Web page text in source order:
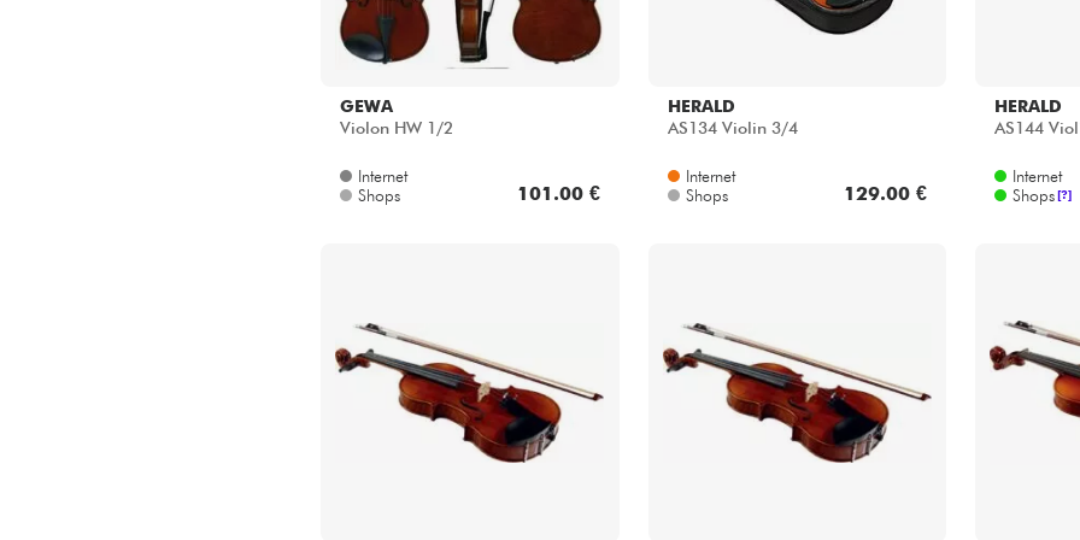
GEWA
Violon HW 1/2
Internet
Shops
101.00 €
HERALD
AS134 Violin 3/4
Internet
Shops
129.00 €
HERALD
AS144
Internet
Shops [?]